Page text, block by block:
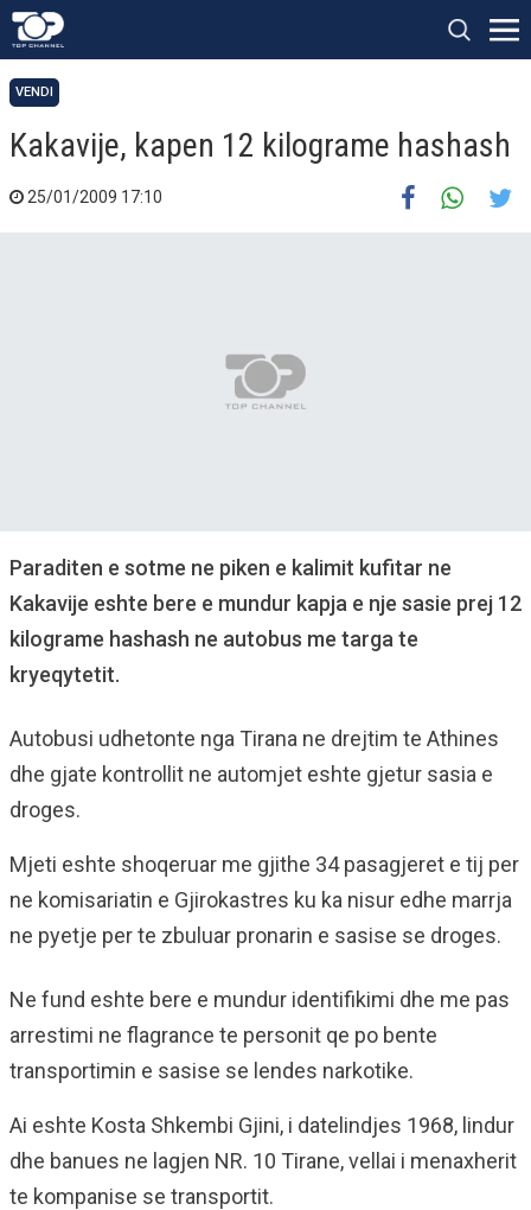
VENDI
Kakavije, kapen 12 kilograme hashash
25/01/2009 17:10
Paraditen e sotme ne piken e kalimit kufitar ne
Kakavije eshte bere e mundur kapja e nje sasie prej 12
kilograme hashash ne autobus me targa te
kryeqytetit.
Autobusi udhetonte nga Tirana ne drejtim te Athines
dhe gjate kontrollit ne automjet eshte gjetur sasia e
droges.
Mjeti eshte shoqeruar me gjithe 34 pasagjeret e tij per
ne komisariatin e Gjirokastres ku ka nisur edhe marrja
ne pyetje per te zbuluar pronarin e sasise se droges.
Ne fund eshte bere e mundur identifikimi dhe me pas
arrestimi ne flagrance te personit qe po bente
transportimin e sasise se lendes narkotike.
Ai eshte Kosta Shkembi Gjini, i datelindjes 1968, lindur
dhe banues ne lagjen NR. 10 Tirane, vellai i menaxherit
te kompanise se transportit.